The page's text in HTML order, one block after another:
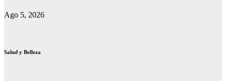
Ago 5, 2026
Salud y Belleza